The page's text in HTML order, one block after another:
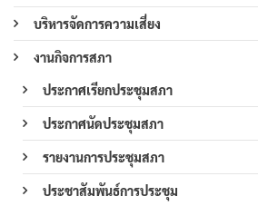
บริหารจัดการความเสี่ยง
งานกิจการสภา
ประกาศเรียกประชุมสภา
ประกาศนัดประชุมสภา
รายงานการประชุมสภา
ประชาสัมพันธ์การประชุม